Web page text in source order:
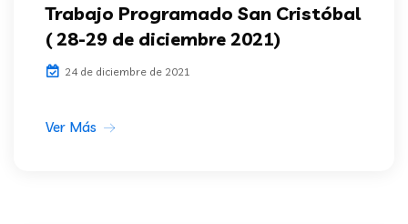
Trabajo Programado San Cristóbal
( 28-29 de diciembre 2021)
24 de diciembre de 2021
Ver Más